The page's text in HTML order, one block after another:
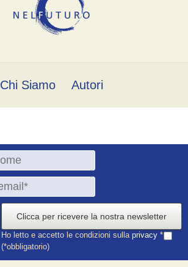
Chi Siamo Autori
Clicca per ricevere la nostra newsletter
Ho letto e accetto le condizioni sulla privacy *
(*obbligatorio)